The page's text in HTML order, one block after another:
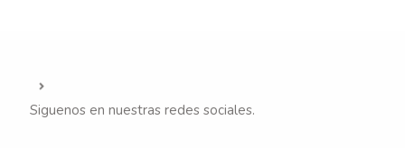
Siguenos en nuestras redes sociales.